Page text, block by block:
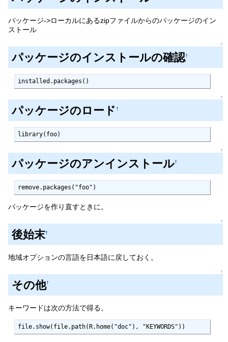
パッケージ->ローカルにあるzipファイルからのパッケージのイン
ストール
↑
パッケージのインストールの確認†
installed.packages()
↑
パッケージのロード †
library(foo)
↑
パッケージのアンインストール†
remove.packages("foo")
パッケージを作り直すときに。
↑
後始末†
地域オプションの言語を日本語に戻しておく。
↑
その他†
キーワードは次の方法で得る。
file.show(file.path(R.home("doc"), "KEYWORDS"))